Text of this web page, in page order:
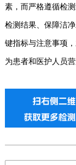
素，而严格遵循检
检测结果、保障洁
键指标与注意事项
为患者和医护人员